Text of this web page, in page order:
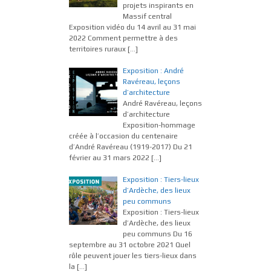
projets inspirants en
Massif central
Exposition vidéo du 14 avril au 31 mai
2022 Comment permettre à des
territoires ruraux […]
Exposition : André
Ravéreau, leçons
d’architecture
André Ravéreau, leçons
d’architecture
Exposition-hommage
créée à l’occasion du centenaire
d’André Ravéreau (1919-2017) Du 21
février au 31 mars 2022 […]
Exposition : Tiers-lieux
d’Ardèche, des lieux
peu communs
Exposition : Tiers-lieux
d’Ardèche, des lieux
peu communs Du 16
septembre au 31 octobre 2021 Quel
rôle peuvent jouer les tiers-lieux dans
la […]